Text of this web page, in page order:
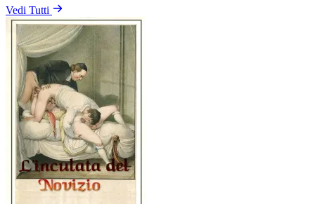
Vedi Tutti